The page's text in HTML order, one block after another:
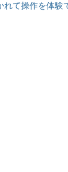
て操作を体